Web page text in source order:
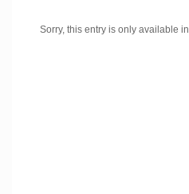
Sorry, this entry is only available in